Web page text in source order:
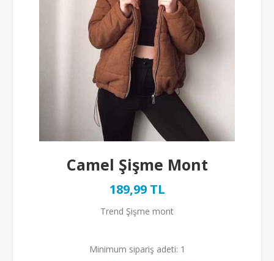
Camel Şişme Mont
189,99 TL
Trend Şişme mont
Minimum sipariş adeti: 1